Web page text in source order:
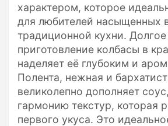
характером, которое
для любителей насыщенных
традиционной кухни. Долгое
приготовление колбасы в
наделяет её глубоким и
Полента, нежная и
великолепно дополняет
гармонию текстур, которая
первого укуса. Это